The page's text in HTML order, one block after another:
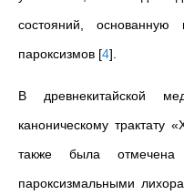
состояний,
пароксизмов [4]
В древнекитайской
каноническому трактату
также была отмечена
пароксизмальными